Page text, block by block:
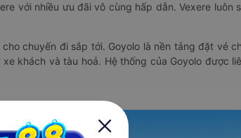
với nhiều ưu đãi vô cùng hấp dẫn. Vexere luôn
cho chuyến đi sắp tới. Goyolo là nền tảng đặt vé
khách và tàu hoả. Hệ thống của Goyolo được